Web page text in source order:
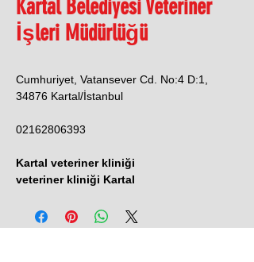
Kartal Belediyesi Veteriner
İşleri Müdürlüğü
Cumhuriyet, Vatansever Cd. No:4 D:1,
34876 Kartal/İstanbul
02162806393
Kartal veteriner kliniği
veteriner kliniği Kartal